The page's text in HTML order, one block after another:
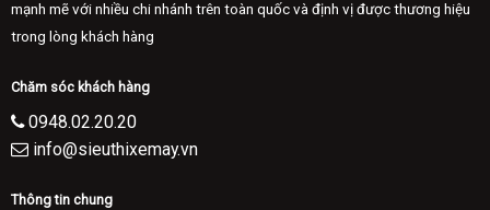
mạnh mẽ với nhiều chi nhánh trên toàn quốc và định vị được thương hiệu
trong lòng khách hàng
Chăm sóc khách hàng
0948.02.20.20
info@sieuthixemay.vn
Thông tin chung